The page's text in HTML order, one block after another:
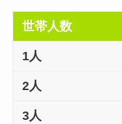
世帯人数
1人
2人
3人